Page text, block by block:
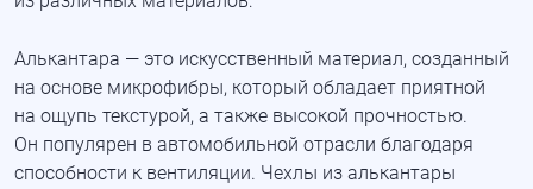
Алькантара — это искусственный материал, созданный
на основе микрофибры, который обладает приятной
на ощупь текстурой, а также высокой прочностью.
Он популярен в автомобильной отрасли благодаря
способности к вентиляции. Чехлы из алькантары